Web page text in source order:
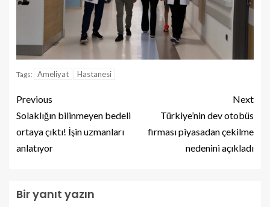
Tags: Ameliyat Hastanesi
Previous
Solaklığın bilinmeyen bedeli
ortaya çıktı! İşin uzmanları
anlatıyor
Next
Türkiye’nin dev otobüs
firması piyasadan çekilme
nedenini açıkladı
Bir yanıt yazın